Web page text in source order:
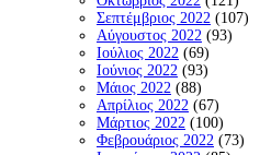
Σεπτέμβριος 2022 (107)
Αύγουστος 2022 (93)
Ιούλιος 2022 (69)
Ιούνιος 2022 (93)
Μάιος 2022 (88)
Απρίλιος 2022 (67)
Μάρτιος 2022 (100)
Φεβρουάριος 2022 (73)